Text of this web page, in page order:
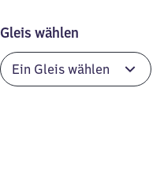
Gleis wählen